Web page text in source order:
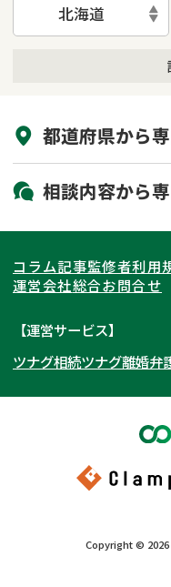
北海道
初回相談無料
都道府県から
北海道・東北
北海道
岩手県
秋田県
福島県
関東
東京都
埼玉県
茨城県
東海
愛知県
岐阜県
関西
大阪府
北陸・甲信越
九州・沖縄
相談内容から
相続登記
相続手続き
家族信託
不動産評価(相続不
コラム記事監修者利用
運営会社総合お問合せ
【運営サービス】
ツナグ相続ツナグ離婚弁
Copyright © 2026